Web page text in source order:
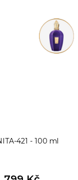
421 - 100 ml